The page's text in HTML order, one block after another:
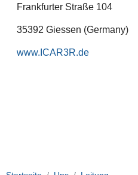
Frankfurter Straße 104
35392 Giessen (Germany)
www.ICAR3R.de